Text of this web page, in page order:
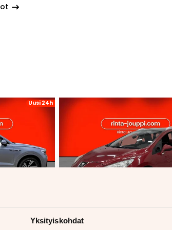
Yksityiskohdat
Uusi 24h